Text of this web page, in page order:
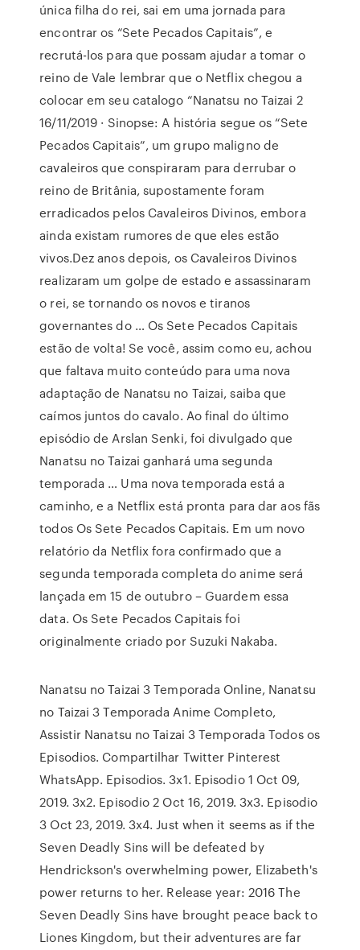
única filha do rei, sai em uma jornada para
encontrar os “Sete Pecados Capitais”, e
recrutá-los para que possam ajudar a tomar o
reino de Vale lembrar que o Netflix chegou a
colocar em seu catalogo “Nanatsu no Taizai 2
16/11/2019 · Sinopse: A história segue os “Sete
Pecados Capitais”, um grupo maligno de
cavaleiros que conspiraram para derrubar o
reino de Britânia, supostamente foram
erradicados pelos Cavaleiros Divinos, embora
ainda existam rumores de que eles estão
vivos.Dez anos depois, os Cavaleiros Divinos
realizaram um golpe de estado e assassinaram
o rei, se tornando os novos e tiranos
governantes do … Os Sete Pecados Capitais
estão de volta! Se você, assim como eu, achou
que faltava muito conteúdo para uma nova
adaptação de Nanatsu no Taizai, saiba que
caímos juntos do cavalo. Ao final do último
episódio de Arslan Senki, foi divulgado que
Nanatsu no Taizai ganhará uma segunda
temporada … Uma nova temporada está a
caminho, e a Netflix está pronta para dar aos fãs
todos Os Sete Pecados Capitais. Em um novo
relatório da Netflix fora confirmado que a
segunda temporada completa do anime será
lançada em 15 de outubro – Guardem essa
data. Os Sete Pecados Capitais foi
originalmente criado por Suzuki Nakaba.
Nanatsu no Taizai 3 Temporada Online, Nanatsu
no Taizai 3 Temporada Anime Completo,
Assistir Nanatsu no Taizai 3 Temporada Todos os
Episodios. Compartilhar Twitter Pinterest
WhatsApp. Episodios. 3x1. Episodio 1 Oct 09,
2019. 3x2. Episodio 2 Oct 16, 2019. 3x3. Episodio
3 Oct 23, 2019. 3x4. Just when it seems as if the
Seven Deadly Sins will be defeated by
Hendrickson's overwhelming power, Elizabeth's
power returns to her. Release year: 2016 The
Seven Deadly Sins have brought peace back to
Liones Kingdom, but their adventures are far